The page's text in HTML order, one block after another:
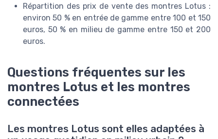
Répartition des prix de vente des montres Lotus :
environ 50 % en entrée de gamme entre 100 et 150
euros, 50 % en milieu de gamme entre 150 et 200
euros.
Questions fréquentes sur les
montres Lotus et les montres
connectées
Les montres Lotus sont elles adaptées à